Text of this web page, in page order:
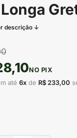
descrição ↓
NO PIX
até 6x de R$ 233,00